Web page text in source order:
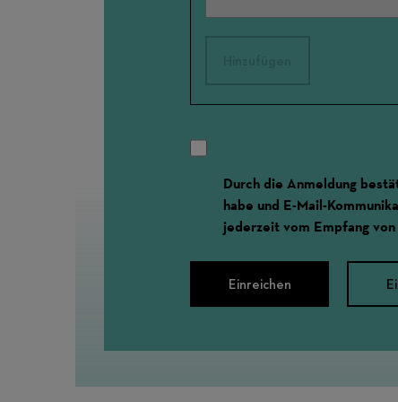
Durch die Anmeldung
habe und E-Mail-
jederzeit vom Empfang
Einreichen